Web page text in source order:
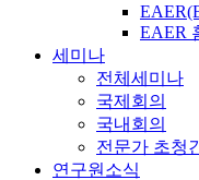
EAER
세미나
전체세미나
국제회의
국내회의
전문가 초청
연구원소식